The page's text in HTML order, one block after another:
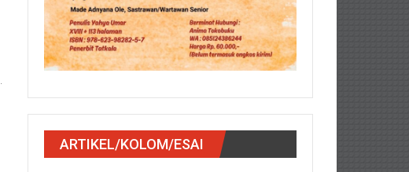
ARTIKEL/KOLOM/ESAI